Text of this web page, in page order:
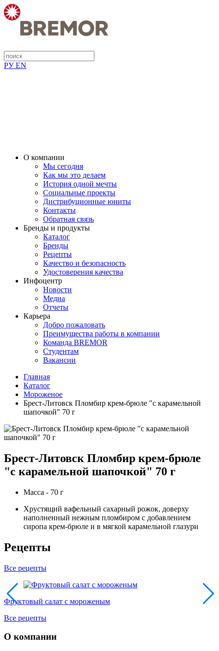
РУ EN
О компании
Мы сегодня
Как мы это делаем
История одной мечты
Социальные проекты
Дистрибуционные юниты
Контакты
Обратная связь
Бренды и продукты
Каталог
Бренды
Рецепты
Качество и безопасность
Удостоверения качества
Инфоцентр
Новости
Медиа
Отчеты
Карьера
Добро пожаловать
Преимущества работы в компании
Команда BREMOR
Студентам
Вакансии
Главная
Каталог
Мороженое
Брест-Литовск Пломбир крем-брюле "с карамельной
шапочкой" 70 г
Брест-Литовск Пломбир крем-брюле
"с карамельной шапочкой" 70 г
Масса - 70 г
Хрустящий вафельный сахарный рожок, доверху
наполненный нежным пломбиром с добавлением
сиропа крем-брюле и в мягкой карамельной глазури
Рецепты
Все рецепты
Фруктовый салат с мороженым
Все рецепты
О компании